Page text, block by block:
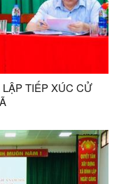
TIẾP XÚC CỬ